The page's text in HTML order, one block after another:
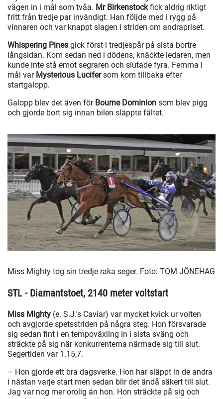
vägen in i mål som tvåa. Mr Birkenstockfick aldrig riktigt
fritt från tredje par invändigt. Han följde med i rygg på
vinnaren och var knappt slagen i striden om andrapriset.
Whispering Pines gick först i tredjespår på sista bortre
långsidan. Kom sedan ned i dödens, knäckte ledaren, men
kunde inte stå emot segraren och slutade fyra. Femma i
mål var Mysterious Lucifersom kom tillbaka efter
startgalopp.
Galopp blev det även för Bourne Dominion som blev pigg
och gjorde bort sig innan bilen släppte fältet.
Miss Mighty tog sin tredje raka seger. Foto: TOM JÖNEHAG
STL - Diamantstoet, 2140 meter voltstart
Miss Mighty (e. S.J.'s Caviar) var mycket kvick ur volten
och avgjorde spetsstriden på några steg. Hon försvarade
sig sedan fint i en tempoväxling in i sista sväng och
sträckte på sig när konkurrenterna närmade sig till slut.
Segertiden var 1.15,7.
– Hon gjorde ett bra dagsverke. Hon har släppt in de andra
i nästan varje start men sedan blir det ändå säkert till slut.
Jag var nog mer orolig än hon. Hon sträckte på sig och